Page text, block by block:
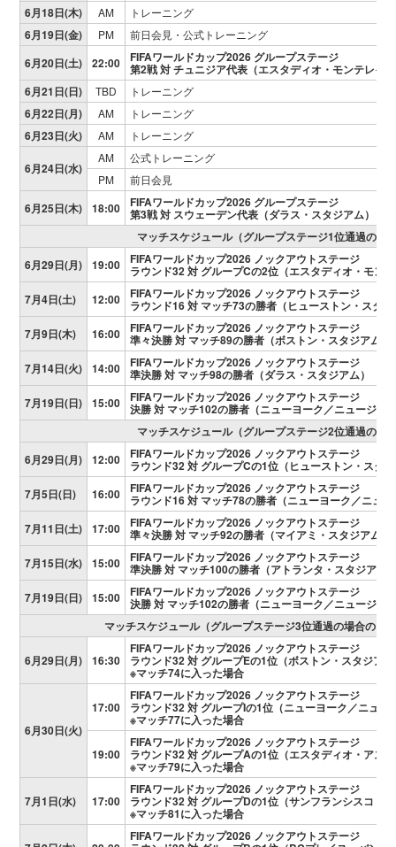
6月18日(木) AM トレーニング
6月19日(金) PM 前日会見・公式トレーニング
6月20日(土) 22:00 FIFAワールドカップ2026 グループステージ
第2戦 対 チュニジア代表（エスタディオ・モンテレイ）
6月21日(日)
TBD トレーニング
6月22日(月) AM トレーニング
6月23日(火) AM トレーニング
6月24日(水)
AM
公式トレーニング
PM
前日会見
6月25日(木) 18:00 FIFAワールドカップ2026 グループステージ
第3戦 対 スウェーデン代表（ダラス・スタジアム）
マッチスケジュール（グループステージ1位通過の場
6月29日(月)
19:00 FIFAワールドカップ2026 ノックアウトステージ
ラウンド32 対 グループCの2位（エスタディオ・モン
7月4日(土)
12:00 FIFAワールドカップ2026 ノックアウトステージ
ラウンド16 対 マッチ73の勝者（ヒューストン・スタ
7月9日(木)
16:00 FIFAワールドカップ2026 ノックアウトステージ
準々決勝 対 マッチ89の勝者（ボストン・スタジアム）
7月14日(火)
14:00 FIFAワールドカップ2026 ノックアウトステージ
準決勝 対 マッチ98の勝者（ダラス・スタジアム）
7月19日(日)
15:00 FIFAワールドカップ2026 ノックアウトステージ
決勝 対 マッチ102の勝者（ニューヨーク／ニュージャ
マッチスケジュール（グループステージ2位通過の場
6月29日(月)
12:00 FIFAワールドカップ2026 ノックアウトステージ
ラウンド32 対 グループCの1位（ヒューストン・スタ
7月5日(日)
16:00 FIFAワールドカップ2026 ノックアウトステージ
ラウンド16 対 マッチ78の勝者（ニューヨーク／ニュ
7月11日(土)
17:00 FIFAワールドカップ2026 ノックアウトステージ
準々決勝 対 マッチ92の勝者（マイアミ・スタジアム）
7月15日(水)
15:00 FIFAワールドカップ2026 ノックアウトステージ
準決勝 対 マッチ100の勝者（アトランタ・スタジアム
7月19日(日)
15:00 FIFAワールドカップ2026 ノックアウトステージ
決勝 対 マッチ102の勝者（ニューヨーク／ニュージャ
マッチスケジュール（グループステージ3位通過の場合のラ
6月29日(月) 16:30
FIFAワールドカップ2026 ノックアウトステージ
ラウンド32 対 グループEの1位（ボストン・スタジア
※マッチ74に入った場合
6月30日(火)
17:00
FIFAワールドカップ2026 ノックアウトステージ
ラウンド32 対 グループIの1位（ニューヨーク／ニュー
※マッチ77に入った場合
19:00
FIFAワールドカップ2026 ノックアウトステージ
ラウンド32 対 グループAの1位（エスタディオ・アス
※マッチ79に入った場合
7月1日(水) 17:00
FIFAワールドカップ2026 ノックアウトステージ
ラウンド32 対 グループDの1位（サンフランシスコ・
※マッチ81に入った場合
FIFAワールドカップ2026 ノックアウトステージ